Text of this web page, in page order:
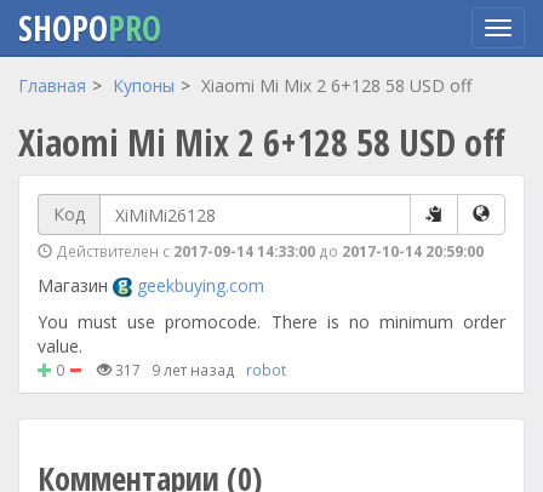
Перейти
основному
содержанию
SHOPOPRO
Главная Купоны Xiaomi Mi Mix 2 6+128 58 USD off
Xiaomi Mi Mix 2 6+128 58 USD off
Код
Действителен с 2017-09-14 14:33:00 до 2017-10-14 20:59:00
Магазин
geekbuying.com
You must use promocode. There is no minimum order
value.
0 317 9 лет назад robot
Комментарии (0)